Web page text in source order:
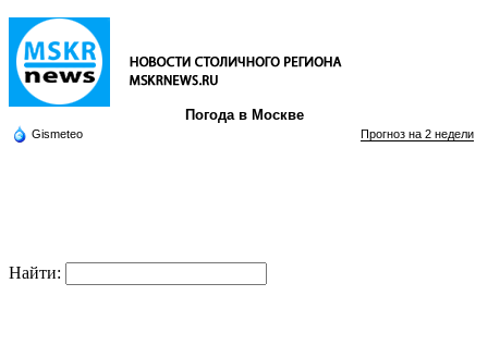
Погода в Москве
Gismeteo Прогноз на 2 недели
Найти: